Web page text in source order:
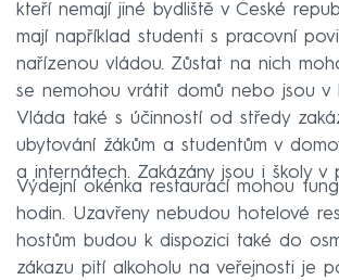
kteří nemají jiné bydliště v České
mají například studenti s pracovní
nařízenou vládou. Zůstat na nich
se nemohou vrátit domů nebo jsou v
Vláda také s účinností od středy
ubytování žákům a studentům v
a internátech. Zakázány jsou i školy v
Výdejní okénka restaurací mohou
hodin. Uzavřeny nebudou hotelové
hostům budou k dispozici také do
zákazu pití alkoholu na veřejnosti je